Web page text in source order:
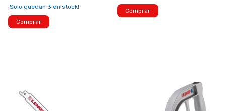
¡Solo quedan 3 en stock!
Comprar
Comprar